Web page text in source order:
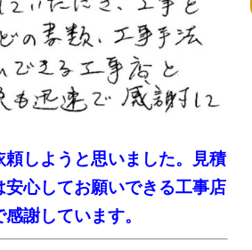
しようと思いました。見積
心してお願いできる工事店
謝しています。